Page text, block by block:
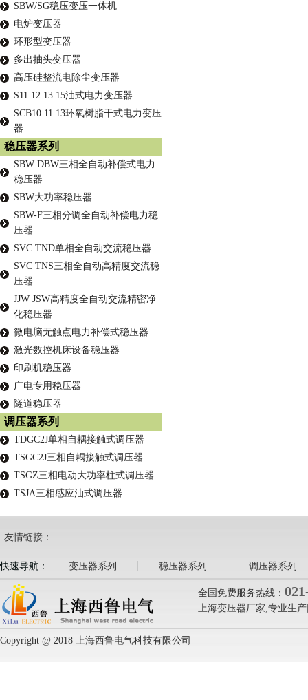
SBW/SG稳压变压一体机
电炉变压器
环形型变压器
多出抽头变压器
高压硅整流电除尘变压器
S11 12 13 15油式电力变压器
SCB10 11 13环氧树脂干式电力变压
器
稳压器系列
SBW DBW三相全自动补偿式电力
稳压器
SBW大功率稳压器
SBW-F三相分调全自动补偿电力稳
压器
SVC TND单相全自动交流稳压器
SVC TNS三相全自动高精度交流稳
压器
JJW JSW高精度全自动交流精密净
化稳压器
微电脑无触点电力补偿式稳压器
激光数控机床设备稳压器
印刷机稳压器
广电专用稳压器
隧道稳压器
调压器系列
TDGC2J单相自耦接触式调压器
TSGC2J三相自耦接触式调压器
TSGZ三相电动大功率柱式调压器
TSJA三相感应油式调压器
友情链接：
快速导航： 变压器系列 稳压器系列 调压器系列
全国免费服务热线：
上海变压器厂家,专业生
Copyright @ 2018 上海西鲁电气科技有限公司